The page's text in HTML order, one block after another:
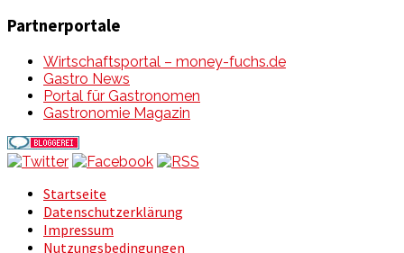
Partnerportale
Wirtschaftsportal – money-fuchs.de
Gastro News
Portal für Gastronomen
Gastronomie Magazin
Startseite
Datenschutzerklärung
Impressum
Nutzungsbedingungen